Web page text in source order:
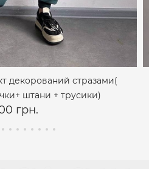
декорований стразами(
штани + трусики)
грн.